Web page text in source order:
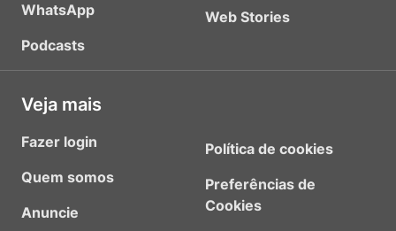
WhatsApp
Podcasts
Web Stories
Veja mais
Fazer login
Quem somos
Anuncie
Política de cookies
Preferências de
Cookies